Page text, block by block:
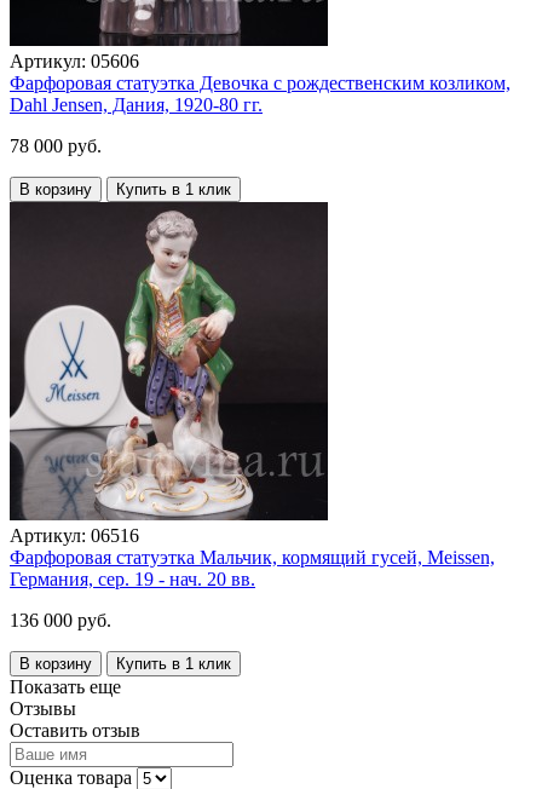
Артикул: 05606
Фарфоровая статуэтка Девочка с рождественским козликом,
Dahl Jensen, Дания, 1920-80 гг.
78 000 руб.
В корзину Купить в 1 клик
Артикул: 06516
Фарфоровая статуэтка Мальчик, кормящий гусей, Meissen,
Германия, сер. 19 - нач. 20 вв.
136 000 руб.
В корзину Купить в 1 клик
Показать еще
Отзывы
Оставить отзыв
Оценка товара